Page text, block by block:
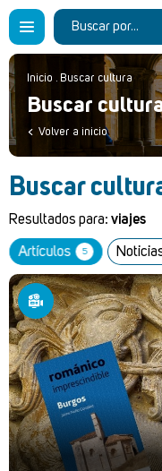
Inicio . Buscar cultura
Buscar
Volver a inicio
Buscar
Resultados para: viajes
Artículos 5